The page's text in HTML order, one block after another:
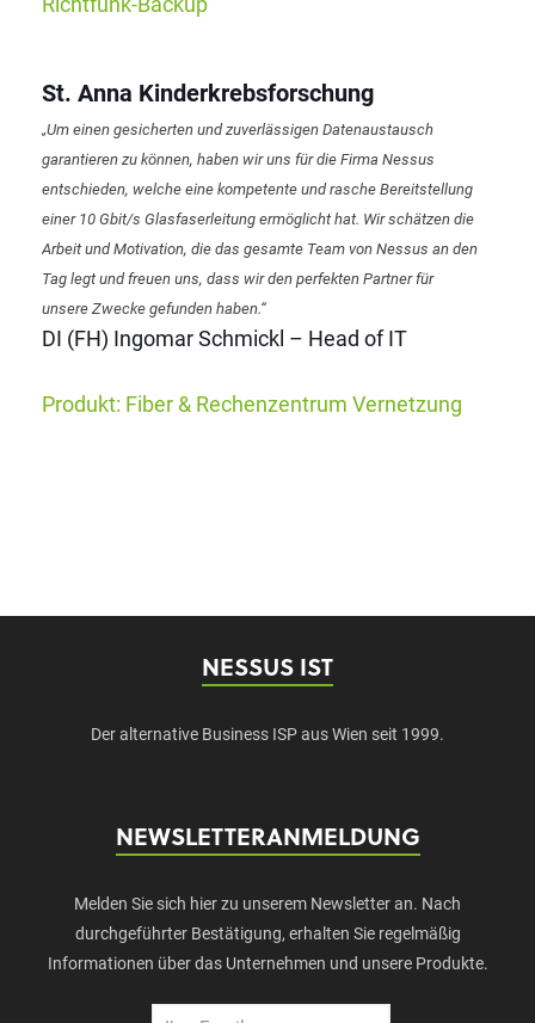
St. Anna Kinderkrebsforschung
„Um einen gesicherten und zuverlässigen Datenaustausch
garantieren zu können, haben wir uns für die Firma Nessus
entschieden, welche eine kompetente und rasche Bereitstellung
einer 10 Gbit/s Glasfaserleitung ermöglicht hat. Wir schätzen die
Arbeit und Motivation, die das gesamte Team von Nessus an den
Tag legt und freuen uns, dass wir den perfekten Partner für
unsere Zwecke gefunden haben.“
DI (FH) Ingomar Schmickl – Head of IT
Produkt: Fiber & Rechenzentrum Vernetzung
NESSUS IST
Der alternative Business ISP aus Wien seit 1999.
NEWSLETTERANMELDUNG
Melden Sie sich hier zu unserem Newsletter an. Nach
durchgeführter Bestätigung, erhalten Sie regelmäßig
Informationen über das Unternehmen und unsere Produkte.